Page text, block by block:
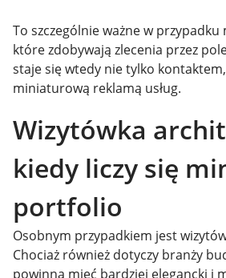
To szczególnie ważne w
które zdobywają zlecenia przez
staje się wtedy nie tylko
miniaturową reklamą usług.
Wizytówka
kiedy liczy się
portfolio
Osobnym przypadkiem jest
Chociaż również dotyczy branży
powinna mieć bardziej elegancki i